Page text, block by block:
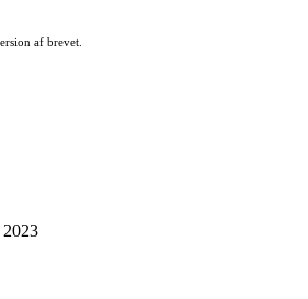
af brevet.
2023